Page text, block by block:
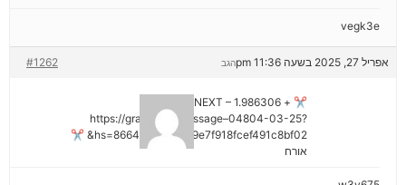
vegk3e
אפריל 27, 2025 בשעה 11:36 pm #1262 הגב
✂ + 1.986306 BTC.NEXT –
https://graph.org/Message–04804-03-25?
hs=8664c520642b9e7f918fcef491c8bf02& ✂
אורח